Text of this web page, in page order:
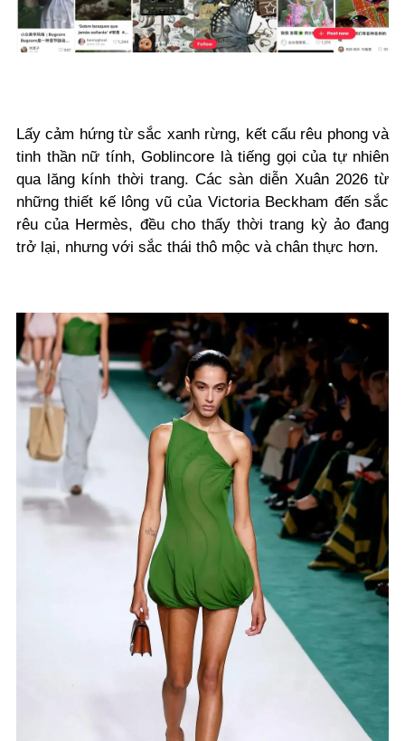
Lấy cảm hứng từ sắc xanh rừng, kết cấu rêu phong và
tinh thần nữ tính, Goblincore là tiếng gọi của tự nhiên
qua lăng kính thời trang. Các sàn diễn Xuân 2026 từ
những thiết kế lông vũ của Victoria Beckham đến sắc
rêu của Hermès, đều cho thấy thời trang kỳ ảo đang
trở lại, nhưng với sắc thái thô mộc và chân thực hơn.